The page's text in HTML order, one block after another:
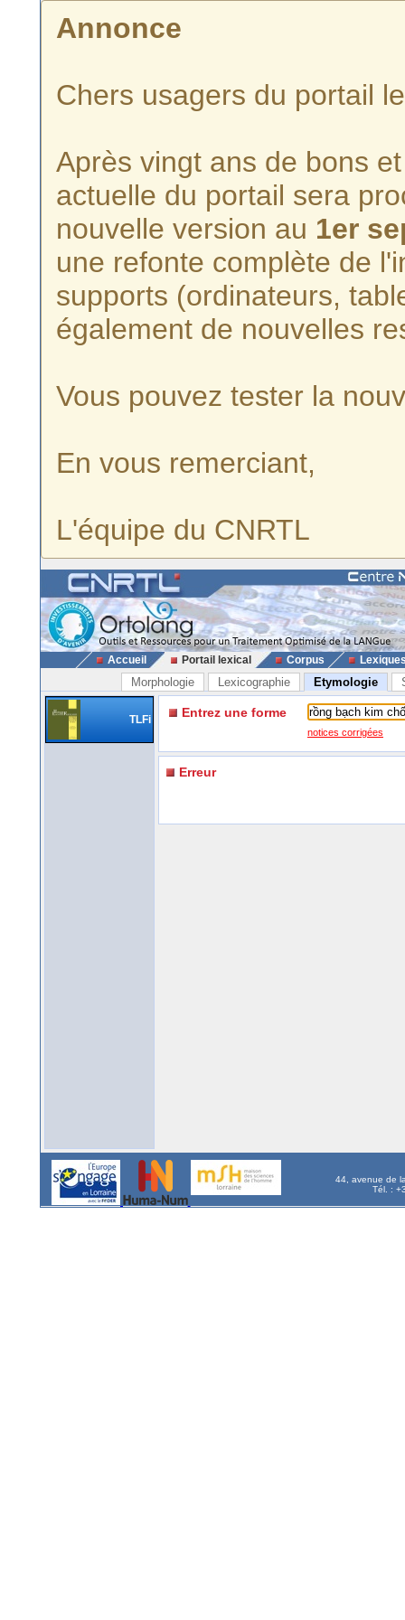
Annonce
Chers usagers du portail
Après vingt ans de bons
actuelle du portail sera
nouvelle version au 1er
une refonte complète de
supports (ordinateurs,
également de nouvelles
Vous pouvez tester la
En vous remerciant,
L'équipe du CNRTL
Accueil Portail lexical Corpus
Morphologie Lexicographie Etymologie
TLFi Entrez une forme
notices corrigées
Erreur
44, avenue de
Tél. :